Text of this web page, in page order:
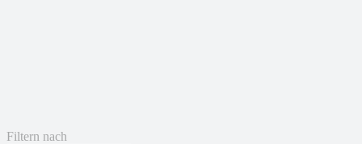
Filtern nach